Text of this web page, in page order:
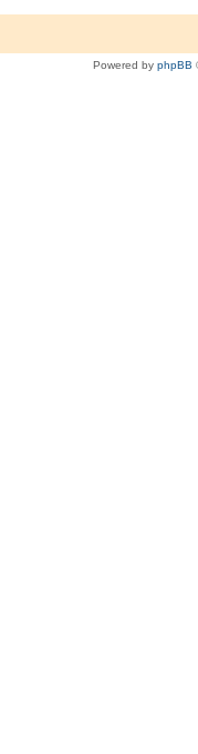
Powered by phpBB